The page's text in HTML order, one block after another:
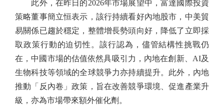
此外，在昨日的2026年市場展望中，富達國際投資
策略董事簡立恒表示，該行持續看好內地股市，中美貿
易關係已趨於穩定，整體增長勢頭向好，降低了立即採
取政策行動的迫切性。該行認為，儘管結構性挑戰仍
在，中國市場的估值依然具吸引力，內地在創新、AI及
生物科技等領域的全球競爭力亦持續提升。此外，內地
推動「反內卷」政策，旨在改善競爭環境、促進產業升
級，亦為市場帶來額外催化劑。